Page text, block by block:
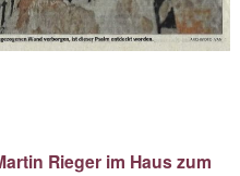
Rieger im Haus zum